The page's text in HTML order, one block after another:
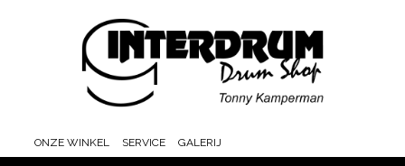
ONZE WINKEL SERVICE GALERIJ